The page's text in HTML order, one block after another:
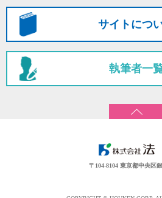
サイトにつ
執筆者一
〒104-8104 東京都中央区